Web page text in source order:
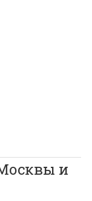
и